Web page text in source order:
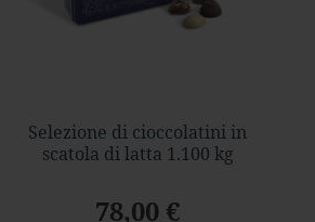
Selezione di cioccolatini in
scatola di latta 1.100 kg
78,00 €